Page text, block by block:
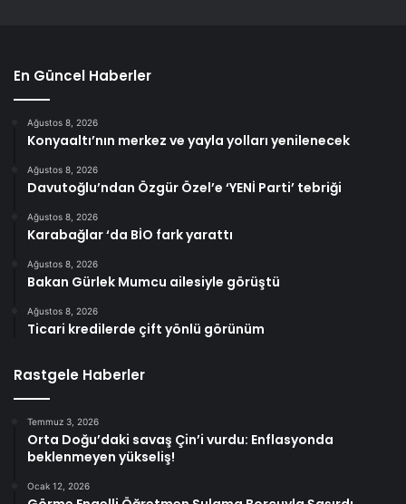
En Güncel Haberler
Ağustos 8, 2026
Konyaaltı’nın merkez ve yayla yolları yenilenecek
Ağustos 8, 2026
Davutoğlu’ndan Özgür Özel’e ‘YENİ Parti’ tebriği
Ağustos 8, 2026
Karabağlar ‘da BİO fark yarattı
Ağustos 8, 2026
Bakan Gürlek Mumcu ailesiyle görüştü
Ağustos 8, 2026
Ticari kredilerde çift yönlü görünüm
Rastgele Haberler
Temmuz 3, 2026
Orta Doğu’daki savaş Çin’i vurdu: Enflasyonda
beklenmeyen yükseliş!
Ocak 12, 2026